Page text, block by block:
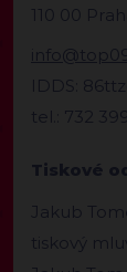
110 00
IDDS:
tel.: 732
Tiskové
Jakub
tiskový